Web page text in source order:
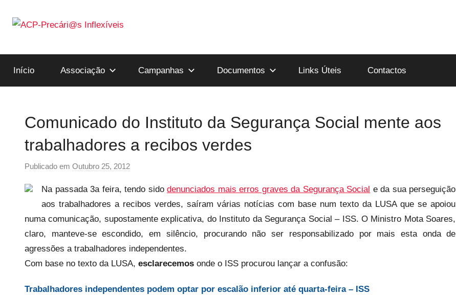
para
ACP-
Precári@s
Início Associação Campanhas Documentos Links Úteis Contactos
Comunicado do Instituto da Segurança Social mente aos
trabalhadores a recibos verdes
Publicado em Outubro 25, 2012
r
p
r
e
c
a
i
Na passada 3a feira, tendo sidodenunciados mais erros graves da Segurança Social e da sua perseguição
aos trabalhadores a recibos verdes, saíram várias notícias com base num texto da LUSA que se apoiou
numa comunicação, supostamente explicativa, do Instituto da Segurança Social – ISS. O Ministro Mota Soares,
claro, manteve-se escondido, em silêncio, procurando não ser responsabilizado por mais esta onda de
agressões a trabalhadores independentes.
Com base no texto da LUSA, esclarecemos onde o ISS procurou lançar a confusão:
Trabalhadores independentes podem optar por escalão inferior até quarta-feira – ISS